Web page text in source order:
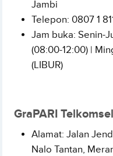
Jambi
Telepon:0807 1
Jam buka: Senin-
(08:00-12:00) |
(LIBUR)
GraPARI
Alamat: Jalan
Nalo Tantan,